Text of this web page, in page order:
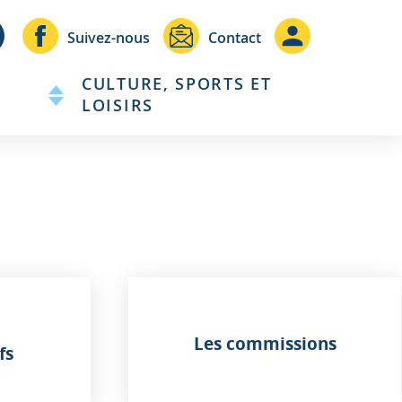
Header
-
Communication
Suivez-nous Contact
Header
-
CULTURE, SPORTS ET
LOISIRS
Les commissions